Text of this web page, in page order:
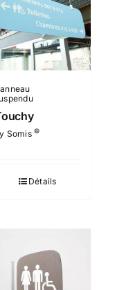
Somis©
Détails